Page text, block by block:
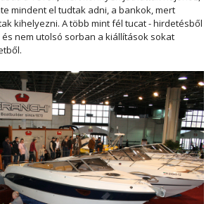
mindent el tudtak adni, a bankok, mert
kihelyezni. A több mint fél tucat - hirdetésből
nem utolsó sorban a kiállítások sokat